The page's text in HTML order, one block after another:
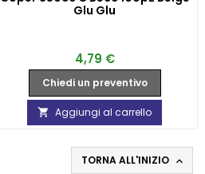
Glu Glu
Prezzo
4,79 €
Chiedi un preventivo
 Aggiungi al carrello
TORNA ALL'INIZIO 